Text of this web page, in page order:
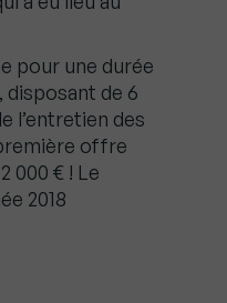
pour une durée
disposant de 6
l’entretien des
offre
000 € ! Le
2018